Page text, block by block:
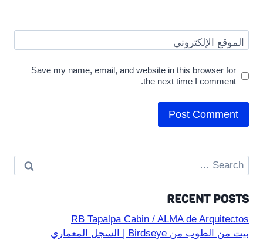
الموقع الإلكتروني
Save my name, email, and website in this browser for
the next time I comment.
Search
for:
RECENT POSTS
RB Tapalpa Cabin / ALMA de Arquitectos
بيت من الطوب من Birdseye | السجل المعماري